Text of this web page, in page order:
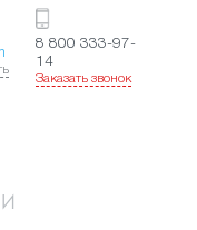
8 800 333-97-
14
Заказать звонок